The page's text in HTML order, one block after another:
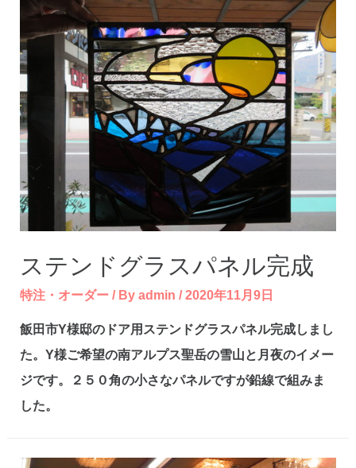
行
で
体
験
ステンドグラスパネル完成
特注・オーダー/ By admin /2020年11月9日
飯田市Y様邸のドア用ステンドグラスパネル完成しまし
た。Y様ご希望の南アルプス聖岳の雪山と月夜のイメー
ジです。２５０角の小さなパネルですが鉛線で組みま
した。